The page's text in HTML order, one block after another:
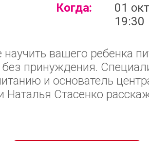
Когда:
01
19:30
вашего ребенка
принуждения.
и основатель
Наталья Стасенко